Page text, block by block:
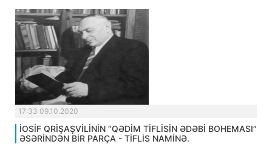
17:33 09.10.2020
İOSİF QRİŞAŞVİLİNİN “QƏDİM TİFLİSİN ƏDƏBİ BOHEMASI”
ƏSƏRİNDƏN BİR PARÇA - TİFLİS NAMİNƏ.